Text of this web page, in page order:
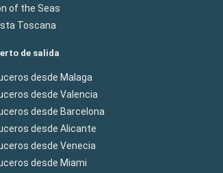
of the Seas
Toscana
de salida
desde Malaga
desde Valencia
desde Barcelona
desde Alicante
desde Venecia
desde Miami